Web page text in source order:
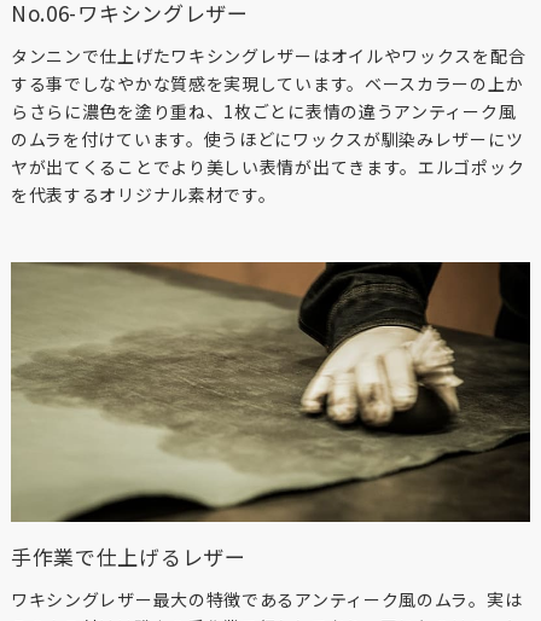
No.06-ワキシングレザー
タンニンで仕上げたワキシングレザーはオイルやワックスを配合
する事でしなやかな質感を実現しています。ベースカラーの上か
らさらに濃色を塗り重ね、1枚ごとに表情の違うアンティーク風
のムラを付けています。使うほどにワックスが馴染みレザーにツ
ヤが出てくることでより美しい表情が出てきます。エルゴポック
を代表するオリジナル素材です。
手作業で仕上げるレザー
ワキシングレザー最大の特徴であるアンティーク風のムラ。実は